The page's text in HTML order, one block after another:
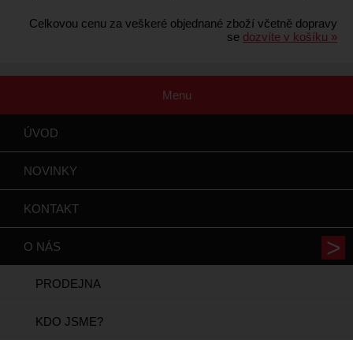
Celkovou cenu za veškeré objednané zboží včetně dopravy
se dozvíte v košíku »
Menu
ÚVOD
NOVINKY
KONTAKT
O NÁS
PRODEJNA
KDO JSME?